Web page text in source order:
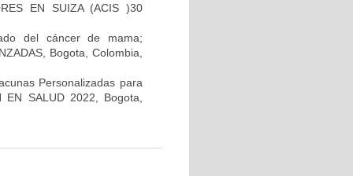
EN SUIZA (ACIS )30
del cáncer de mama;
Bogota, Colombia,
Personalizadas para
SALUD 2022, Bogota,